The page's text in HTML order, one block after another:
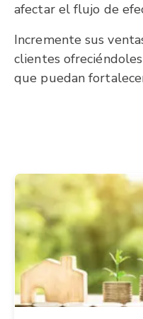
afectar el flujo de
Incremente sus
clientes
que puedan